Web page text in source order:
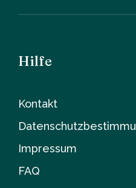
Hilfe
Kontakt
Impressum
FAQ